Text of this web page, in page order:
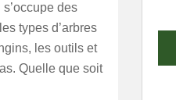
des
types d’arbres
les outils et
Quelle que soit